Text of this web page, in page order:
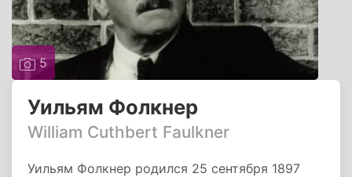
5
Уильям Фолкнер
William Cuthbert Faulkner
Уильям Фолкнер родился 25 сентября 1897